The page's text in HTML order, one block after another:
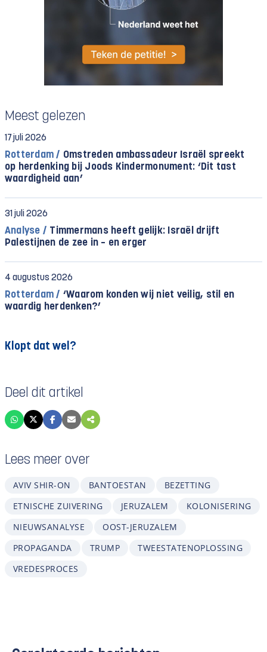
Meest gelezen
17 juli 2026
Rotterdam / Omstreden ambassadeur Israël spreekt
op herdenking bij Joods Kindermonument: ‘Dit tast
waardigheid aan’
31 juli 2026
Analyse / Timmermans heeft gelijk: Israël drijft
Palestijnen de zee in – en erger
4 augustus 2026
Rotterdam / ‘Waarom konden wij niet veilig, stil en
waardig herdenken?’
Klopt dat wel?
Deel dit artikel
Lees meer over
AVIV SHIR-ON BANTOESTAN
BEZETTING
ETNISCHE ZUIVERING
JERUZALEM
KOLONISERING
NIEUWSANALYSE
OOST-JERUZALEM
PROPAGANDA
TRUMP
TWEESTATENOPLOSSING
VREDESPROCES